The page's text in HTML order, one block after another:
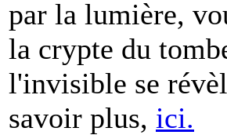
par la lumière,
la crypte du
l'invisible se
savoir plus, ici.